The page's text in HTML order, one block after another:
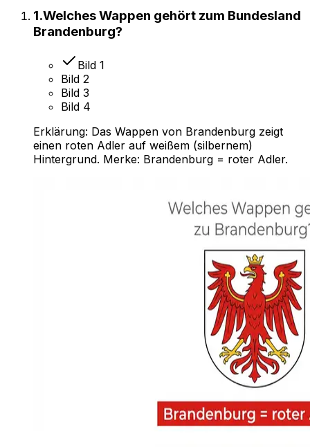
1.Welches Wappen gehört zum Bundesland
Brandenburg?
Bild 1
Bild 2
Bild 3
Bild 4
Erklärung: Das Wappen von Brandenburg zeigt
einen roten Adler auf weißem (silbernem)
Hintergrund. Merke: Brandenburg = roter Adler.